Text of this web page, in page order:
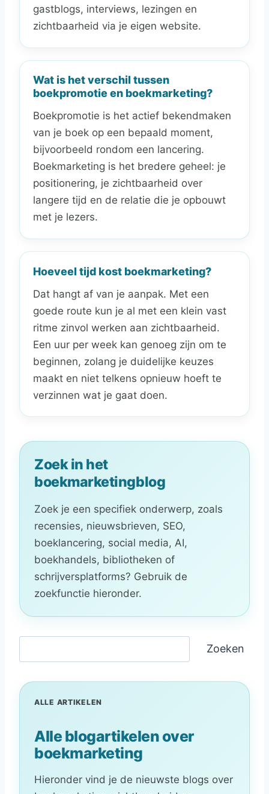
gastblogs, interviews, lezingen en
zichtbaarheid via je eigen website.
Wat is het verschil tussen
boekpromotie en boekmarketing?
Boekpromotie is het actief bekendmaken
van je boek op een bepaald moment,
bijvoorbeeld rondom een lancering.
Boekmarketing is het bredere geheel: je
positionering, je zichtbaarheid over
langere tijd en de relatie die je opbouwt
met je lezers.
Hoeveel tijd kost boekmarketing?
Dat hangt af van je aanpak. Met een
goede route kun je al met een klein vast
ritme zinvol werken aan zichtbaarheid.
Een uur per week kan genoeg zijn om te
beginnen, zolang je duidelijke keuzes
maakt en niet telkens opnieuw hoeft te
verzinnen wat je gaat doen.
Zoek in het
boekmarketingblog
Zoek je een specifiek onderwerp, zoals
recensies, nieuwsbrieven, SEO,
boeklancering, social media, AI,
boekhandels, bibliotheken of
schrijversplatforms? Gebruik de
zoekfunctie hieronder.
o
k
Zoeken
ALLE ARTIKELEN
Alle blogartikelen over
boekmarketing
Hieronder vind je de nieuwste blogs over